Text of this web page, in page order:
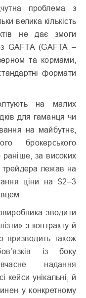
проб­лема з
велика кількість
не дає змоги
GAFTA (GAFTA –
та кормами,
формати
на малих
для гаманця чи
на майбутнє,
брокерського
за високих
трейдера лежав на
ціни на $2–3
зводити
з контракту й
призводить також
із боку
надання
кейси унікальні, й
у конкретному